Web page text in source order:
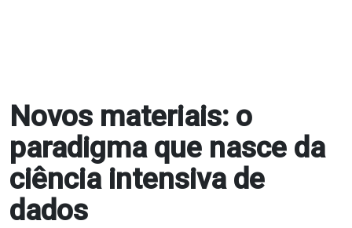
Novos materiais: o
paradigma que nasce da
ciência intensiva de
dados